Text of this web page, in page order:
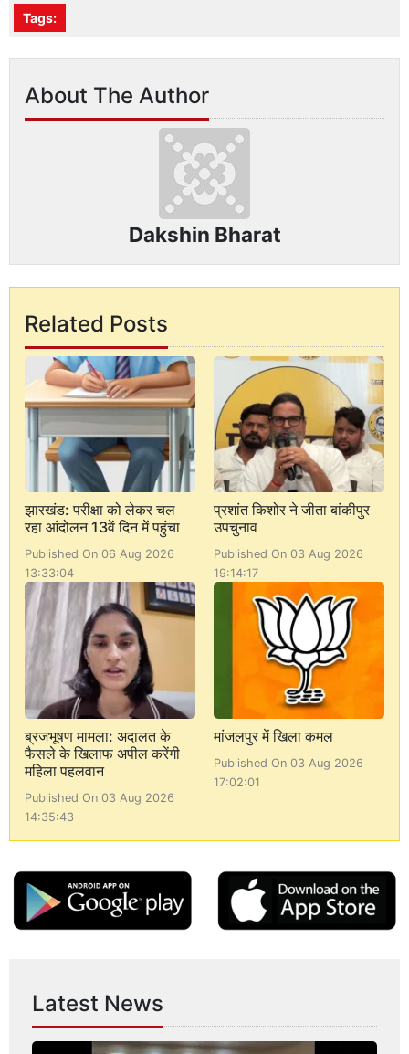
Tags:
About The Author
Dakshin Bharat
Related Posts
झारखंड: परीक्षा को लेकर चल
रहा आंदोलन 13वें दिन में पहुंचा
Published On 06 Aug 2026
13:33:04
प्रशांत किशोर ने जीता बांकीपुर
उपचुनाव
Published On 03 Aug 2026
19:14:17
ब्रजभूषण मामला: अदालत के
फैसले के खिलाफ अपील करेंगी
महिला पहलवान
Published On 03 Aug 2026
14:35:43
मांजलपुर में खिला कमल
Published On 03 Aug 2026
17:02:01
Latest News